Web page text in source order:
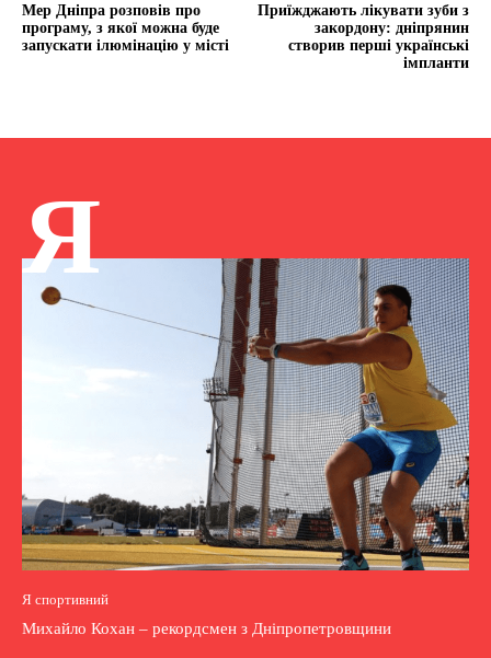
Мер Дніпра розповів про
програму, з якої можна буде
запускати ілюмінацію у місті
Приїжджають лікувати зуби з
закордону: дніпрянин
створив перші українські
імпланти
Я
Я спортивний
Михайло Кохан – рекордсмен з Дніпропетровщини